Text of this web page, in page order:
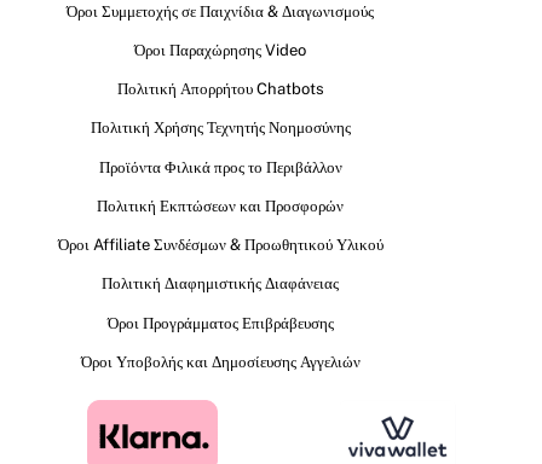
Όροι Συμμετοχής σε Παιχνίδια & Διαγωνισμούς
Όροι Παραχώρησης Video
Πολιτική Απορρήτου Chatbots
Πολιτική Χρήσης Τεχνητής Νοημοσύνης
Προϊόντα Φιλικά προς το Περιβάλλον
Πολιτική Εκπτώσεων και Προσφορών
Όροι Affiliate Συνδέσμων & Προωθητικού Υλικού
Πολιτική Διαφημιστικής Διαφάνειας
Όροι Προγράμματος Επιβράβευσης
Όροι Υποβολής και Δημοσίευσης Αγγελιών